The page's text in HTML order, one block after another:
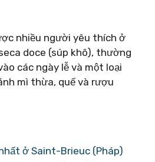
nhiều người yêu thích ở
doce (súp khô), thường
các ngày lễ và một loại
mì thừa, quế và rượu
ở Saint-Brieuc (Pháp)